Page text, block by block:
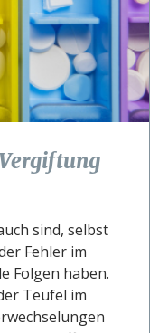
sind, selbst
Fehler im
Folgen haben.
Teufel im